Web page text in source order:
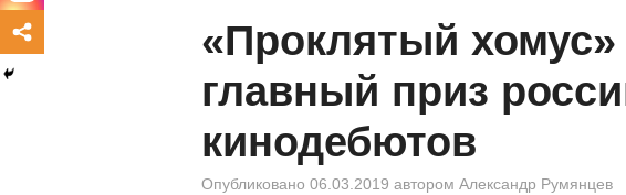
«Проклятый
главный приз
кинодебютов
Опубликовано 06.03.2019 автором Александр Румянцев